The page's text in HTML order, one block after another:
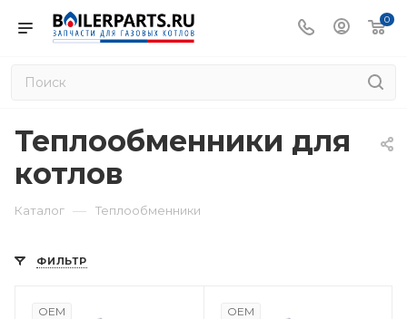
0
Теплообменники для
котлов
Каталог — Теплообменники
ФИЛЬТР
OEM OEM